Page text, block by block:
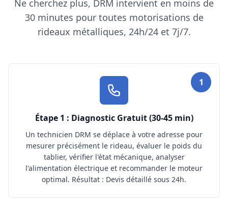
Ne cherchez plus, DRM intervient en moins de
30 minutes pour toutes motorisations de
rideaux métalliques, 24h/24 et 7j/7.
1
Étape 1 : Diagnostic Gratuit (30-45 min)
Un technicien DRM se déplace à votre adresse pour
mesurer précisément le rideau, évaluer le poids du
tablier, vérifier l'état mécanique, analyser
l'alimentation électrique et recommander le moteur
optimal. Résultat : Devis détaillé sous 24h.